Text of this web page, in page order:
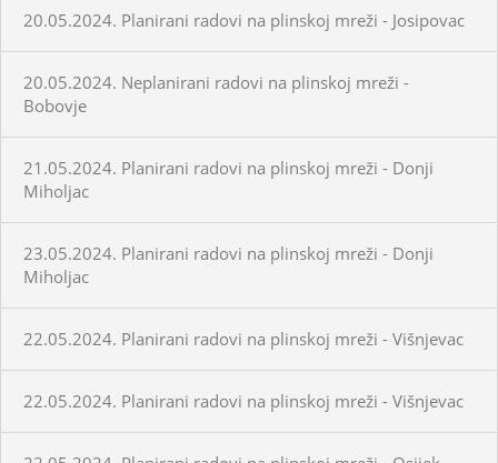
20.05.2024. Planirani radovi na plinskoj mreži - Josipovac
20.05.2024. Neplanirani radovi na plinskoj mreži -
Bobovje
21.05.2024. Planirani radovi na plinskoj mreži - Donji
Miholjac
23.05.2024. Planirani radovi na plinskoj mreži - Donji
Miholjac
22.05.2024. Planirani radovi na plinskoj mreži - Višnjevac
22.05.2024. Planirani radovi na plinskoj mreži - Višnjevac